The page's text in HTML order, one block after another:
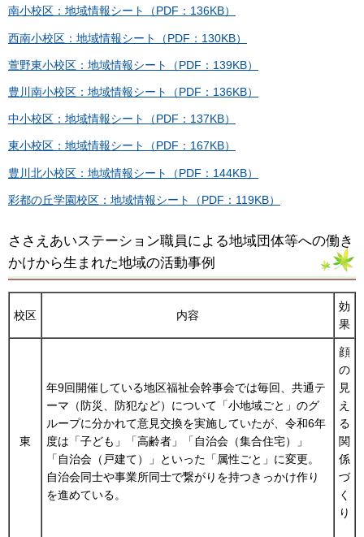
南小校区：地域情報シート（PDF：136KB）
西南小校区：地域情報シート（PDF：130KB）
萱野東小校区：地域情報シート（PDF：139KB）
豊川南小校区：地域情報シート（PDF：136KB）
中小校区：地域情報シート（PDF：137KB）
東小校区：地域情報シート（PDF：167KB）
豊川北小校区：地域情報シート（PDF：144KB）
彩都の丘学園校区：地域情報シート（PDF：119KB）
ささえあいステーション職員による地域団体等への働き
かけから生まれた地域の活動事例
校区 内容
効
果
東
年9回開催している地区福祉会幹事会では毎回、共通テ
ーマ（防災、防犯など）について「小地域ごと」のグ
ループに分かれて意見交換を実施していたが、令和6年
度は「子ども」「高齢者」「自治会（集合住宅）」
「自治会（戸建て）」といった「属性ごと」に変更。
自治会同士や事業所同士で繋がりを持つきっかけ作り
を進めている。
顔
の
見
え
る
関
係
づ
く
り